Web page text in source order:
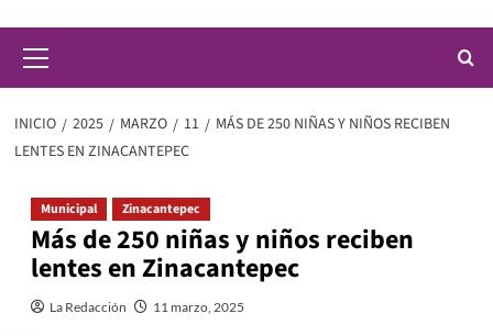
principal
INICIO 2025 MARZO 11
MÁS DE 250 NIÑAS Y NIÑOS RECIBEN
LENTES EN ZINACANTEPEC
Municipal Zinacantepec
Más de 250 niñas y niños reciben
lentes en Zinacantepec
La Redacción 11 marzo, 2025